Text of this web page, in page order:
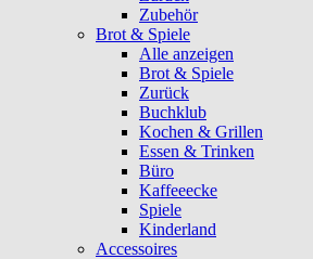
Zubehör
Brot & Spiele
Alle anzeigen
Brot & Spiele
Zurück
Buchklub
Kochen & Grillen
Essen & Trinken
Büro
Kaffeeecke
Spiele
Kinderland
Accessoires